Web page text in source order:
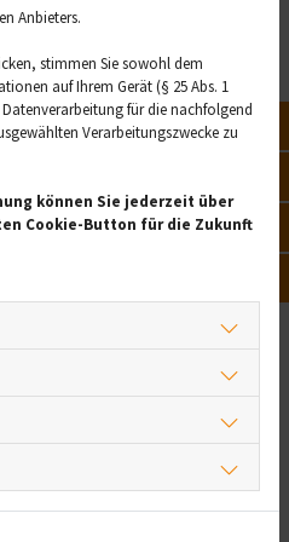
den plötzlichen Kindstod
festgestellt worden,
dabei eine Rolle zu
die Atmungssteuerung nur
Einige Säuglinge, die an
einen niedrigen
Prädisposition für SIDS
näher definieren.
bei einem
eine Obduktion, um andere
wenn das
Anbieters.
stimmen Sie sowohl dem
auf Ihrem Gerät (§ 25 Abs. 1
für die nachfolgend
Verarbeitungszwecke zu
können Sie jederzeit über
Cookie-Button für die Zukunft